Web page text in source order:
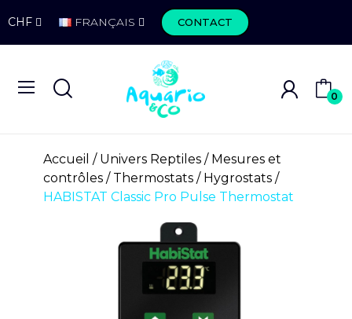
CHF FRANÇAIS CONTACT
0
Accueil Univers Reptiles
Mesures et
contrôles
Thermostats / Hygrostats
HABISTAT Classic Pro Pulse Thermostat